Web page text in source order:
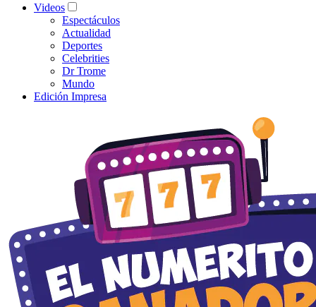
Videos
Espectáculos
Actualidad
Deportes
Celebrities
Dr Trome
Mundo
Edición Impresa